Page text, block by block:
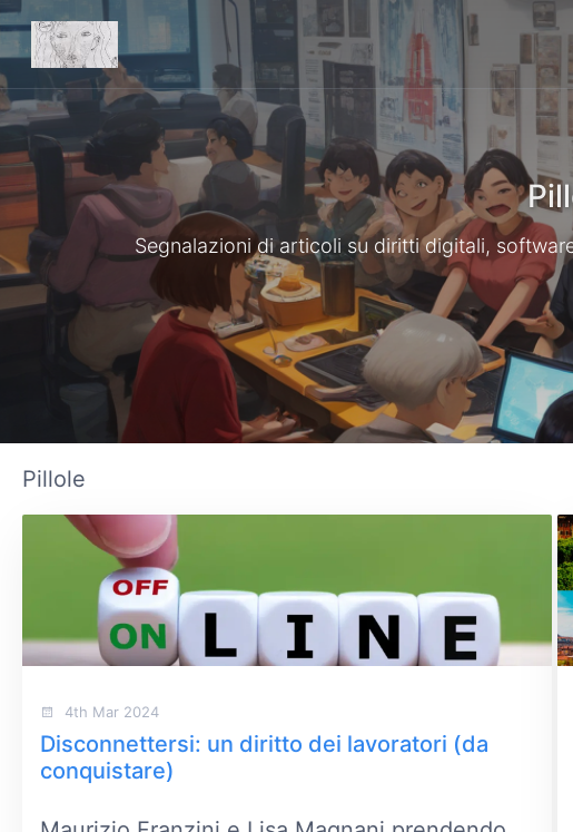
Segnalazioni di articoli su diritti digitali,
Pillole
4th Mar 2024
Disconnettersi: un diritto dei lavoratori (da
conquistare)